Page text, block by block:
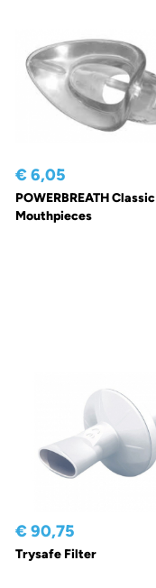
€ 6,05
POWERBREATH Classic
Mouthpieces
€ 90,75
Trysafe Filter